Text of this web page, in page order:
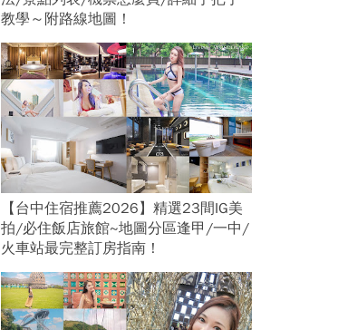
教學～附路線地圖！
【台中住宿推薦2026】精選23間IG美
拍/必住飯店旅館~地圖分區逢甲/一中/
火車站最完整訂房指南！